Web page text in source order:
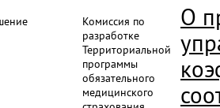
Комиссия по
разработке
Территориальной
программы
обязательного
медицинского
О